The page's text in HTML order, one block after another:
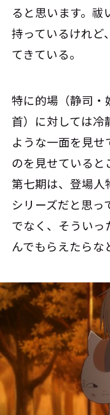
ると思います。祓
持っているけれど
てきている。
特に的場（静司・
首）に対しては冷
ような一面を見
のを見せていると
第七期は、登場人
シリーズだと思っ
でなく、そういっ
んでもらえたらな